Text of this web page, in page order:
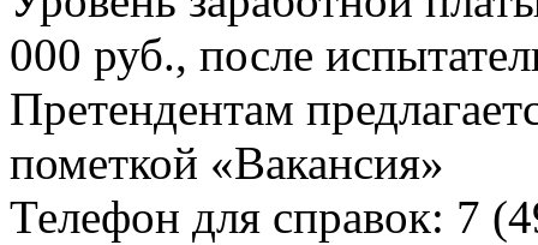
000 руб., после
Претендентам
пометкой «Вакансия»
Телефон для справок: 7